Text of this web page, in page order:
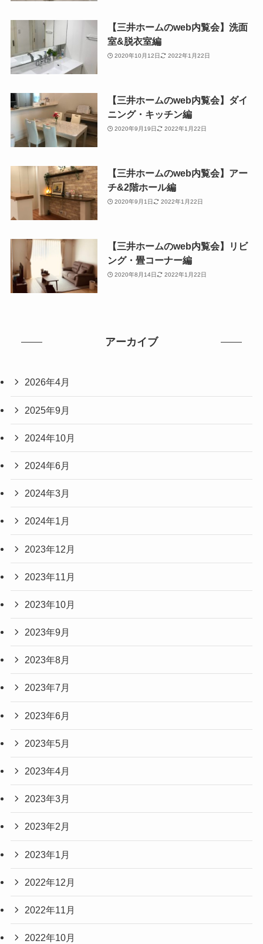
【三井ホームのweb内覧会】洗面
室&脱衣室編
2020年10月12日 2022年1月22日
【三井ホームのweb内覧会】ダイ
ニング・キッチン編
2020年9月19日 2022年1月22日
【三井ホームのweb内覧会】アー
チ&2階ホール編
2020年9月1日 2022年1月22日
【三井ホームのweb内覧会】リビ
ング・畳コーナー編
2020年8月14日 2022年1月22日
アーカイブ
2026年4月
2025年9月
2024年10月
2024年6月
2024年3月
2024年1月
2023年12月
2023年11月
2023年10月
2023年9月
2023年8月
2023年7月
2023年6月
2023年5月
2023年4月
2023年3月
2023年2月
2023年1月
2022年12月
2022年11月
2022年10月